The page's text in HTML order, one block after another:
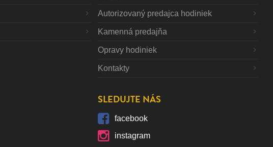
Autorizovaný predajca hodiniek
Kamenná predajňa
Opravy hodiniek
Kontakty
SLEDUJTE NÁS
facebook
instagram